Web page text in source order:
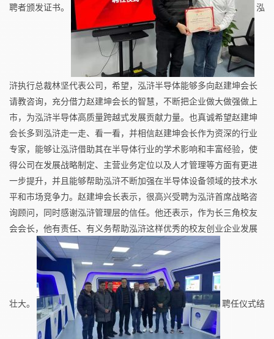
聘者颁发证书。 泓
浒执行总裁林坚代表公司，希望，泓浒半导体能够多向赵建坤会长
请教咨询，充分借力赵建坤会长的智慧，不断把企业做大做强做上
市，为泓浒半导体高质量跨越式发展贡献力量。也真诚希望赵建坤
会长多到泓浒走一走、看一看，并相信赵建坤会长作为资深的行业
专家，能够让泓浒借助其在半导体行业的学术影响和丰富经验，使
得公司在发展战略制定、主营业务定位以及人才管理等方面有更进
一步提升，并且能够帮助泓浒不断加强在半导体设备领域的技术水
平和市场竞争力。赵建坤会长表示，很高兴受聘为泓浒首席战略咨
询顾问，同时感谢泓浒管理层的信任。他还表示，作为长三角校友
会会长，他有责任、有义务帮助泓浒这样优秀的校友创业企业发展
壮大。 聘任仪式结